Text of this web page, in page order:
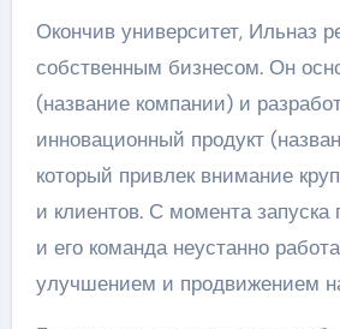
Окончив университет, Ильназ
собственным бизнесом. Он
(название компании) и
инновационный продукт
который привлек внимание
и клиентов. С момента запуска
и его команда неустанно
улучшением и продвижением